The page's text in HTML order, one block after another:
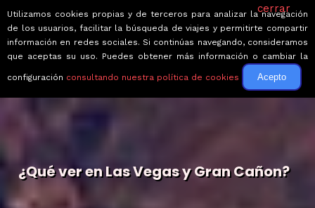
¿Qué ver en Las Vegas y Gran Cañon?
cerrar
Utilizamos cookies propias y de terceros para analizar la navegación
de los usuarios, facilitar la búsqueda de viajes y permitirte compartir
información en redes sociales. Si continúas navegando, consideramos
que aceptas su uso. Puedes obtener más información o cambiar la
configuración consultando nuestra política de cookies Acepto